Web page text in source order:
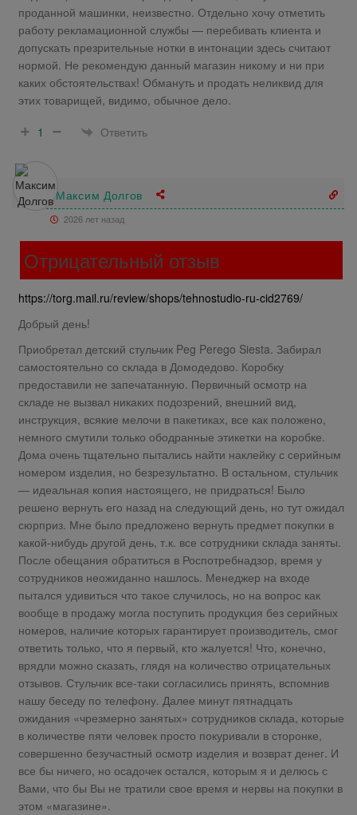
проданной машинки, неизвестно. Отдельно хочу отметить
работу рекламационной службы — перебивать клиента и
допускать презрительные нотки в интонации здесь считают
нормой. Не рекомендую данный магазин никому и ни при
каких обстоятельствах! Обмануть и продать неликвид для
этих товарищей, видимо, обычное дело.
1
Ответить
Максим Долгов
2026 лет назад
Отрицательный отзыв
https://torg.mail.ru/review/shops/tehnostudio-ru-cid2769/
Добрый день!
Приобретал детский стульчик Peg Perego Siesta. Забирал
самостоятельно со склада в Домодедово. Коробку
предоставили не запечатанную. Первичный осмотр на
складе не вызвал никаких подозрений, внешний вид,
инструкция, всякие мелочи в пакетиках, все как положено,
немного смутили только ободранные этикетки на коробке.
Дома очень тщательно пытались найти наклейку с серийным
номером изделия, но безрезультатно. В остальном, стульчик
— идеальная копия настоящего, не придраться! Было
решено вернуть его назад на следующий день, но тут ожидал
сюрприз. Мне было предложено вернуть предмет покупки в
какой-нибудь другой день, т.к. все сотрудники склада заняты.
После обещания обратиться в Роспотребнадзор, время у
сотрудников неожиданно нашлось. Менеджер на входе
пытался удивиться что такое случилось, но на вопрос как
вообще в продажу могла поступить продукция без серийных
номеров, наличие которых гарантирует производитель, смог
ответить только, что я первый, кто жалуется! Что, конечно,
врядли можно сказать, глядя на количество отрицательных
отзывов. Стульчик все-таки согласились принять, вспомнив
нашу беседу по телефону. Далее минут пятнадцать
ожидания «чрезмерно занятых» сотрудников склада, которые
в количестве пяти человек просто покуривали в сторонке,
совершенно безучастный осмотр изделия и возврат денег. И
все бы ничего, но осадочек остался, которым я и делюсь с
Вами, что бы Вы не тратили свое время и нервы на покупки в
этом «магазине».